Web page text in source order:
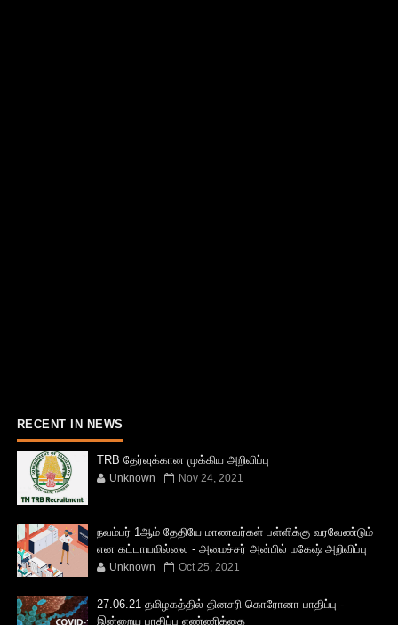
RECENT IN NEWS
TRB தேர்வுக்கான முக்கிய அறிவிப்பு
Unknown Nov 24, 2021
நவம்பர் 1ஆம் தேதியே மாணவர்கள் பள்ளிக்கு வரவேண்டும்
என கட்டாயமில்லை - அமைச்சர் அன்பில் மகேஷ் அறிவிப்பு
Unknown Oct 25, 2021
27.06.21 தமிழகத்தில் தினசரி கொரோனா பாதிப்பு -
இன்றைய பாதிப்பு எண்ணிக்கை